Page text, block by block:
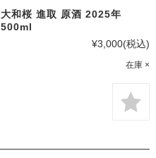
大和桜 進取 原酒 2025年
500ml
¥3,000(税込)
在庫 ×